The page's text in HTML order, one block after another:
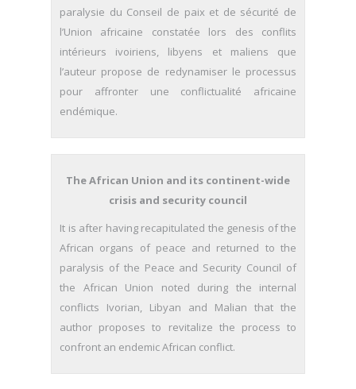
paralysie du Conseil de paix et de sécurité de
l’Union africaine constatée lors des conflits
intérieurs ivoiriens, libyens et maliens que
l’auteur propose de redynamiser le processus
pour affronter une conflictualité africaine
endémique.
The African Union and its continent-wide
crisis and security council
It is after having recapitulated the genesis of the
African organs of peace and returned to the
paralysis of the Peace and Security Council of
the African Union noted during the internal
conflicts Ivorian, Libyan and Malian that the
author proposes to revitalize the process to
confront an endemic African conflict.